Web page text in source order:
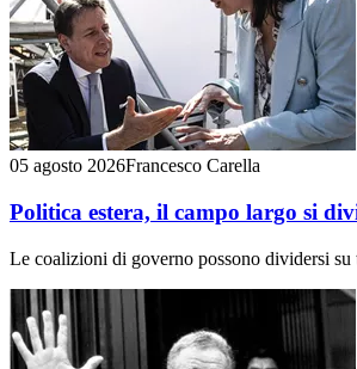
05 agosto 2026Francesco Carella
Politica estera, il campo largo si
Le coalizioni di governo possono dividersi